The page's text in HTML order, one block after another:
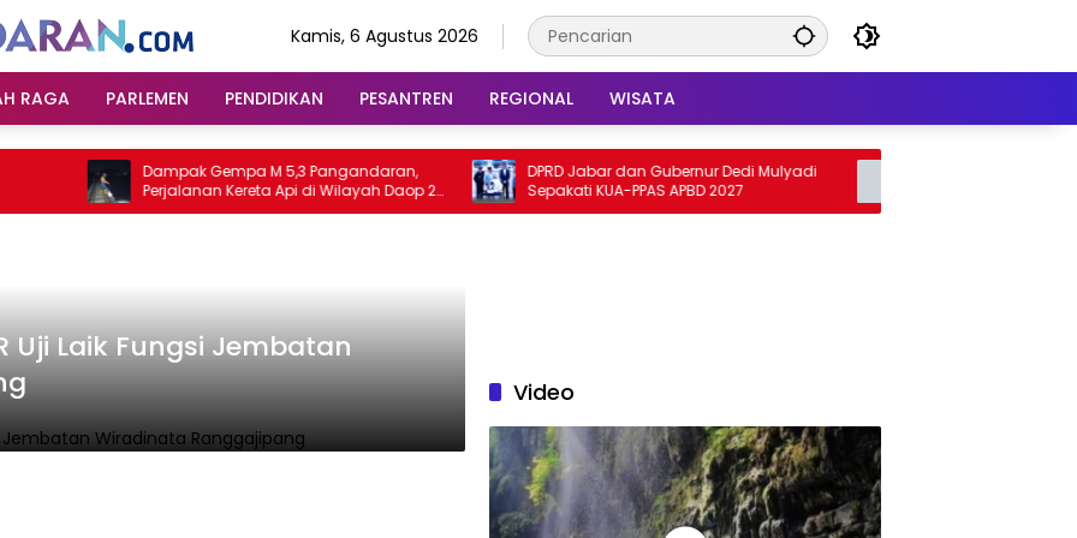
Kamis, 6 Agustus 2026
RAGA PARLEMEN PENDIDIKAN PESANTREN REGIONAL WISATA
Dampak Gempa M 5,3 Pangandaran,
Perjalanan Kereta Api di Wilayah Daop 2
Bandung Dihentikan Sementara
DPRD Jabar dan Gubernur Dedi Mulyadi
Sepakati KUA-PPAS APBD 2027
Uji Laik Fungsi Jembatan
Video